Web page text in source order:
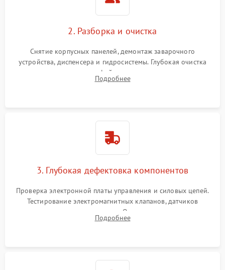
2. Разборка и очистка
Снятие корпусных панелей, демонтаж заварочного
устройства, диспенсера и гидросистемы. Глубокая очистка
внутренних узлов от кофейных масел, жмыха и накипи.
Промывка дренажных каналов и фильтров с использованием
Подробнее
3. Глубокая дефектовка компонентов
Проверка электронной платы управления и силовых цепей.
Тестирование электромагнитных клапанов, датчиков
температуры и расходомера. Оценка степени износа
жерновов кофемолки, уплотнительных колец гидросистемы
Подробнее